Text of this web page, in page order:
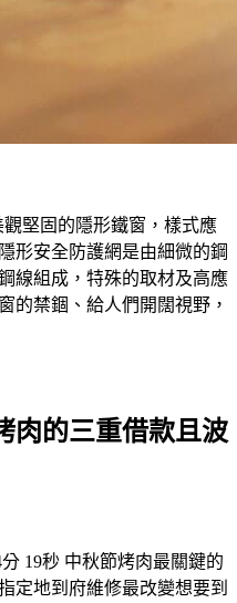
堅固的隱形鐵窗，樣式應
形安全防護網是由細微的鋼
線組成，特殊的取材及高應
的禁錮、給人們開闊視野，
肉的三重借款且波
19秒 中秋節烤肉最關鍵的
定地到府維修最改變想要到